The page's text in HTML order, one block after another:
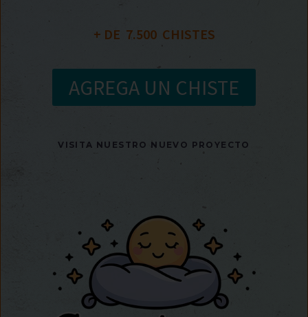
+ DE 7.500
  CHISTES
AGREGA UN CHISTE
VISITA NUESTRO NUEVO PROYECTO